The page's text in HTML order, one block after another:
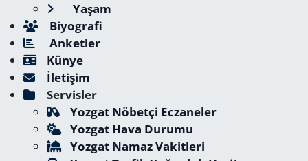
Yaşam
Biyografi
Anketler
Künye
İletişim
Servisler
Yozgat Nöbetçi Eczaneler
Yozgat Hava Durumu
Yozgat Namaz Vakitleri